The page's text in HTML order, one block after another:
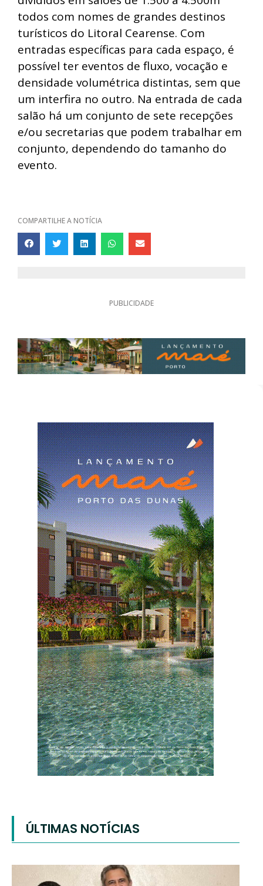
todos com nomes de grandes destinos
turísticos do Litoral Cearense. Com
entradas específicas para cada espaço, é
possível ter eventos de fluxo, vocação e
densidade volumétrica distintas, sem que
um interfira no outro. Na entrada de cada
salão há um conjunto de sete recepções
e/ou secretarias que podem trabalhar em
conjunto, dependendo do tamanho do
evento.
COMPARTILHE A NOTÍCIA
PUBLICIDADE
ÚLTIMAS NOTÍCIAS